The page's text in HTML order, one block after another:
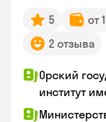
5 от
2 отзыва
Орский
институт